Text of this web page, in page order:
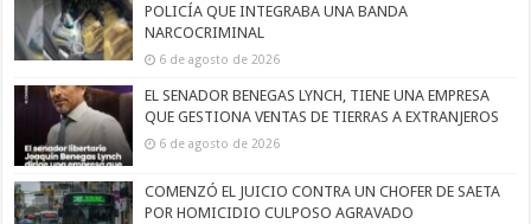
POLICÍA QUE INTEGRABA UNA BANDA
NARCOCRIMINAL
6 de agosto de 2026
EL SENADOR BENEGAS LYNCH, TIENE UNA EMPRESA
QUE GESTIONA VENTAS DE TIERRAS A EXTRANJEROS
6 de agosto de 2026
COMENZÓ EL JUICIO CONTRA UN CHOFER DE SAETA
POR HOMICIDIO CULPOSO AGRAVADO